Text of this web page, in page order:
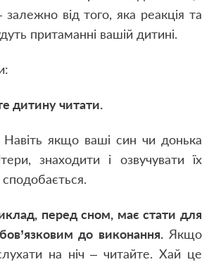
залежно від того, яка реакція та
притаманні вашій дитині.
дитину читати.
Навіть якщо ваші син чи донька
знаходити і озвучувати їх
перед сном, має стати для
до виконання.Якщо
на ніч – читайте. Хай це